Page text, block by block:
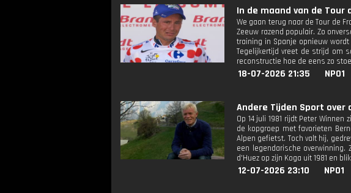
In de maand van de Tour
We gaan terug naar de Tour de
Zeeuw razend populair. Zo
training in Spanje opnieuw
Tegelijkertijd vreet de strijd om
reconstructie hoe de eens zo
18-07-2026 21:35 NPO1
Andere Tijden Sport over
Op 14 juli 1981 rijdt Peter
de kopgroep met favorieten
Alpen gefietst. Toch valt hij,
een legendarische overwinning.
d'Huez op zijn Koga uit 1981 en
12-07-2026 23:10 NPO1